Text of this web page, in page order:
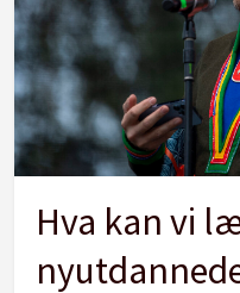
Hva kan vi